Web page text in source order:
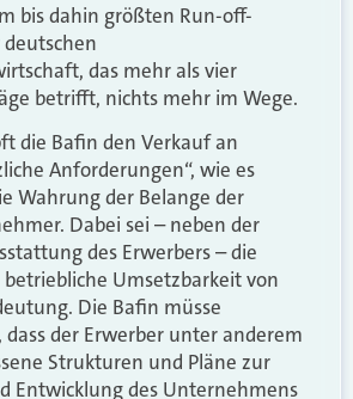
bis dahin größten Run-off-
das mehr als vier
betrifft, nichts mehr im Wege.
die Bafin den Verkauf an
Anforderungen“, wie es
Wahrung der Belange der
Dabei sei – neben der
des Erwerbers – die
Umsetzbarkeit von
Die Bafin müsse
der Erwerber unter anderem
Strukturen und Pläne zur
Entwicklung des Unternehmens